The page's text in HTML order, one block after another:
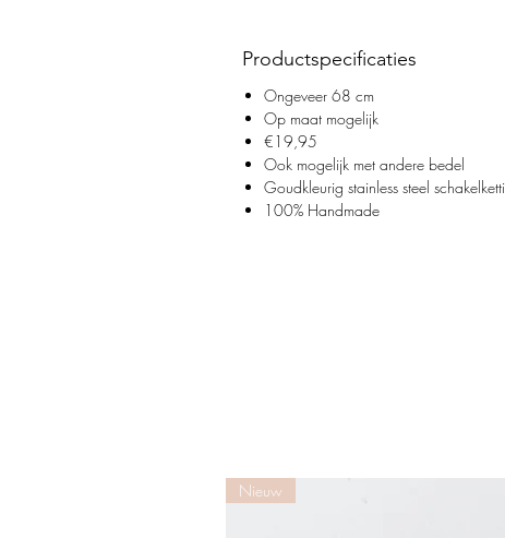
Productspecificaties
Ongeveer 68 cm
Op maat mogelijk
€19,95
Ook mogelijk met andere bedel
Goudkleurig stainless steel
100% Handmade
Nieuw